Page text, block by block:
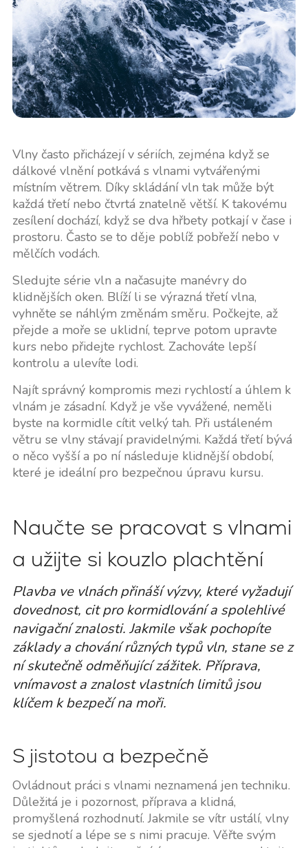
Vlny často přicházejí v sériích, zejména když se
dálkové vlnění potkává s vlnami vytvářenými
místním větrem. Díky skládání vln tak může být
každá třetí nebo čtvrtá znatelně větší. K takovému
zesílení dochází, když se dva hřbety potkají v čase i
prostoru. Často se to děje poblíž pobřeží nebo v
mělčích vodách.
Sledujte série vln a načasujte manévry do
klidnějších oken. Blíží li se výrazná třetí vlna,
vyhněte se náhlým změnám směru. Počkejte, až
přejde a moře se uklidní, teprve potom upravte
kurs nebo přidejte rychlost. Zachováte lepší
kontrolu a ulevíte lodi.
Najít správný kompromis mezi rychlostí a úhlem k
vlnám je zásadní. Když je vše vyvážené, neměli
byste na kormidle cítit velký tah. Při ustáleném
větru se vlny stávají pravidelnými. Každá třetí bývá
o něco vyšší a po ní následuje klidnější období,
které je ideální pro bezpečnou úpravu kursu.
Naučte se pracovat s vlnami
a užijte si kouzlo plachtění
Plavba ve vlnách přináší výzvy, které vyžadují
dovednost, cit pro kormidlování a spolehlivé
navigační znalosti. Jakmile však pochopíte
základy a chování různých typů vln, stane se z
ní skutečně odměňující zážitek. Příprava,
vnímavost a znalost vlastních limitů jsou
klíčem k bezpečí na moři.
S jistotou a bezpečně
Ovládnout práci s vlnami neznamená jen techniku.
Důležitá je i pozornost, příprava a klidná,
promyšlená rozhodnutí. Jakmile se vítr ustálí, vlny
se sjednotí a lépe se s nimi pracuje. Věřte svým